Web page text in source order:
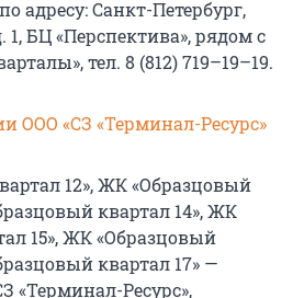
адресу: Санкт-Петербург,
1, БЦ «Перспектива», рядом с
тел. 8 (812) 719–19–19.
ООО «СЗ «Терминал-Ресурс»
12», ЖК «Образцовый
квартал 14», ЖК
15», ЖК «Образцовый
квартал 17» —
«Терминал-Ресурс»,